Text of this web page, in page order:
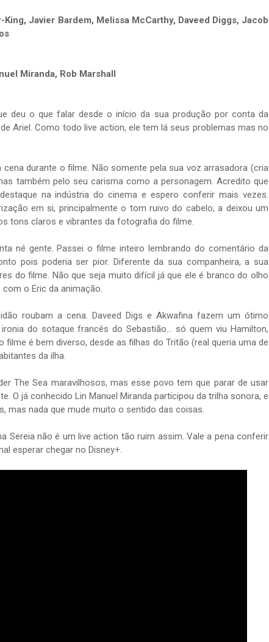
King, Javier Bardem, Melissa McCarthy, Daveed Diggs, Jacob
Miranda, Rob Marshall
deu o que falar desde o início da sua produção por conta da
Ariel. Como todo live action, ele tem lá seus problemas mas no
durante o filme. Não somente pela sua voz arrasadora (cria
também pelo seu carisma como a personagem. Acredito que
na indústria do cinema e espero conferir mais vezes.
em si, principalmente o tom ruivo do cabelo, a deixou um
tons claros e vibrantes da fotografia do filme.
né gente. Passei o filme inteiro lembrando do comentário da
pois poderia ser pior. Diferente da sua companheira, a sua
do filme. Não que seja muito difícil já que ele é branco do olho
o Eric da animação.
roubam a cena. Daveed Digs e Akwafina fazem um ótimo
do sotaque francês do Sebastião... só quem viu Hamilton,
filme é bem diverso, desde as filhas do Tritão (real queria uma de
da ilha.
The Sea maravilhosos, mas esse povo tem que parar de usar
O já conhecido Lin Manuel Miranda participou da trilha sonora, e
mas nada que mude muito o sentido das coisas.
Sereia não é um live action tão ruim assim. Vale a pena conferir
esperar chegar no Disney+.